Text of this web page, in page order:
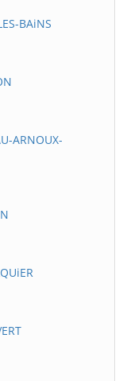
BAiNS
ARNOUX-